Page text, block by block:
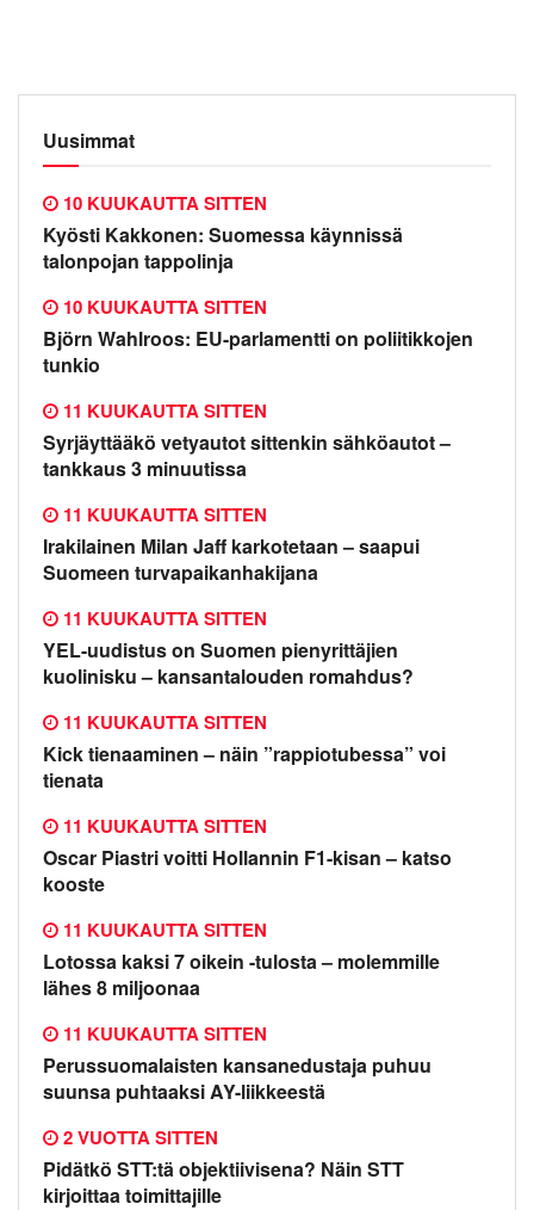
Uusimmat
Kyösti Kakkonen: Suomessa käynnissä
talonpojan tappolinja
10 KUUKAUTTA SITTEN
Björn Wahlroos: EU-parlamentti on poliitikkojen
tunkio
10 KUUKAUTTA SITTEN
Syrjäyttääkö vetyautot sittenkin sähköautot –
tankkaus 3 minuutissa
11 KUUKAUTTA SITTEN
Irakilainen Milan Jaff karkotetaan – saapui
Suomeen turvapaikanhakijana
11 KUUKAUTTA SITTEN
YEL-uudistus on Suomen pienyrittäjien
kuolinisku – kansantalouden romahdus?
11 KUUKAUTTA SITTEN
Kick tienaaminen – näin ”rappiotubessa” voi
tienata
11 KUUKAUTTA SITTEN
Oscar Piastri voitti Hollannin F1-kisan – katso
kooste
11 KUUKAUTTA SITTEN
Lotossa kaksi 7 oikein -tulosta – molemmille
lähes 8 miljoonaa
11 KUUKAUTTA SITTEN
Perussuomalaisten kansanedustaja puhuu
suunsa puhtaaksi AY-liikkeestä
11 KUUKAUTTA SITTEN
Pidätkö STT:tä objektiivisena? Näin STT
kirjoittaa toimittajille
2 VUOTTA SITTEN